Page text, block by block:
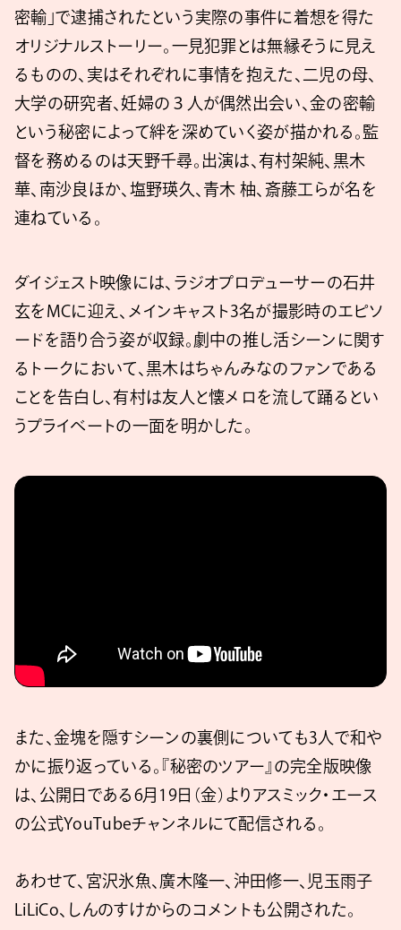
密輸」で逮捕されたという実際の事件に着想を得た
オリジナルストーリー。一見犯罪とは無縁そうに見え
るものの、実はそれぞれに事情を抱えた、二児の母、
大学の研究者、妊婦の３人が偶然出会い、金の密輸
という秘密によって絆を深めていく姿が描かれる。監
督を務めるのは天野千尋。出演は、有村架純、黒木
華、南沙良ほか、塩野瑛久、青木 柚、斎藤工らが名を
連ねている。
ダイジェスト映像には、ラジオプロデューサーの石井
玄をMCに迎え、メインキャスト3名が撮影時のエピソ
ードを語り合う姿が収録。劇中の推し活シーンに関す
るトークにおいて、黒木はちゃんみなのファンである
ことを告白し、有村は友人と懐メロを流して踊るとい
うプライベートの一面を明かした。
また、金塊を隠すシーンの裏側についても3人で和や
かに振り返っている。『秘密のツアー』の完全版映像
は、公開日である6月19日（金）よりアスミック・エース
の公式YouTubeチャンネルにて配信される。
あわせて、宮沢氷魚、廣木隆一、沖田修一、児玉雨子
LiLiCo、しんのすけからのコメントも公開された。